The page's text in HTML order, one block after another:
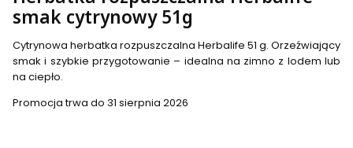
smak cytrynowy 51g
Cytrynowa herbatka rozpuszczalna Herbalife 51 g. Orzeźwiający
smak i szybkie przygotowanie – idealna na zimno z lodem lub
na ciepło.
Promocja trwa do 31 sierpnia 2026